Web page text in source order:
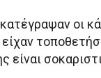
οι
είναι